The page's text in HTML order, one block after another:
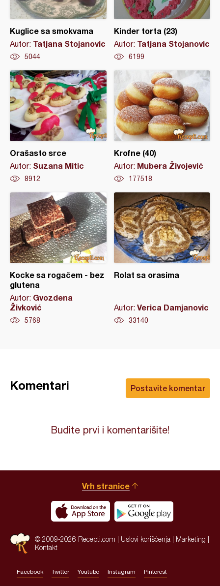
Kuglice sa smokvama
Autor: Tatjana Stojanovic
5044
Kinder torta (23)
Autor: Tatjana Stojanovic
6199
Orašasto srce
Autor: Suzana Mitic
8912
Krofne (40)
Autor: Mubera Živojević
177518
Kocke sa rogačem - bez
glutena
Autor: Gvozdena
Živković
5768
Rolat sa orasima
Autor: Verica Damjanovic
33140
Postavite komentar
Komentari
Budite prvi i komentarišite!
Vrh stranice
© 2009-2026 Recepti.com | Uslovi korišćenja Marketing
Kontakt
Facebook Twitter Youtube Instagram Pinterest